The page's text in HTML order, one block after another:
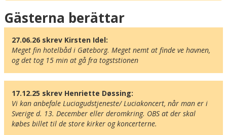
Karta
Gästerna berättar
27.06.26 skrev Kirsten Idel:
Meget fin hotelbåd i Gøteborg. Meget nemt at finde ve havnen,
og det tog 15 min at gå fra togststionen
17.12.25 skrev Henriette Døssing:
Vi kan anbefale Luciagudstjeneste/ Luciakoncert, når man er i
Sverige d. 13. December eller deromkring. OBS at der skal
købes billet til de store kirker og koncerterne.